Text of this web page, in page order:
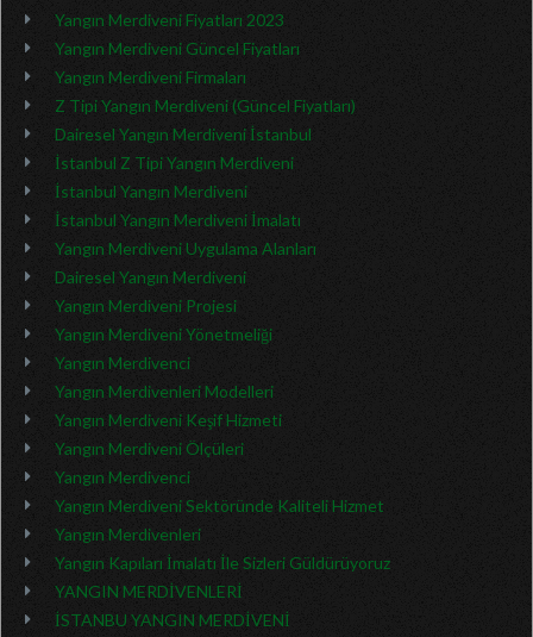
Yangın Merdiveni Fiyatları 2023
Yangın Merdiveni Güncel Fiyatları
Yangın Merdiveni Firmaları
Z Tipi Yangın Merdiveni (Güncel Fiyatları)
Dairesel Yangın Merdiveni İstanbul
İstanbul Z Tipi Yangın Merdiveni
İstanbul Yangın Merdiveni
İstanbul Yangın Merdiveni İmalatı
Yangın Merdiveni Uygulama Alanları
Dairesel Yangın Merdiveni
Yangın Merdiveni Projesi
Yangın Merdiveni Yönetmeliği
Yangın Merdivenci
Yangın Merdivenleri Modelleri
Yangın Merdiveni Keşif Hizmeti
Yangın Merdiveni Ölçüleri
Yangın Merdivenci
Yangın Merdiveni Sektöründe Kaliteli Hizmet
Yangın Merdivenleri
Yangın Kapıları İmalatı İle Sizleri Güldürüyoruz
YANGIN MERDİVENLERİ
İSTANBU YANGIN MERDİVENİ